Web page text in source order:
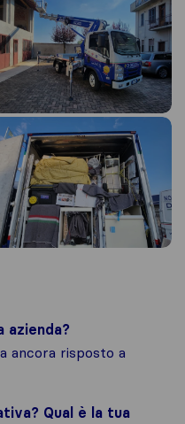
azienda?
ancora risposto a
Qual è la tua